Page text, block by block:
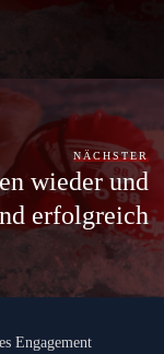
NÄCHSTER
wieder und
erfolgreich